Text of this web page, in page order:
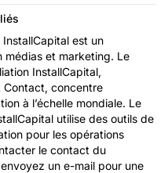
est un
médias et marketing. Le
InstallCapital,
Contact, concentre
à l’échelle mondiale. Le
utilise des outils de
pour les opérations
le contact du
un e-mail pour une